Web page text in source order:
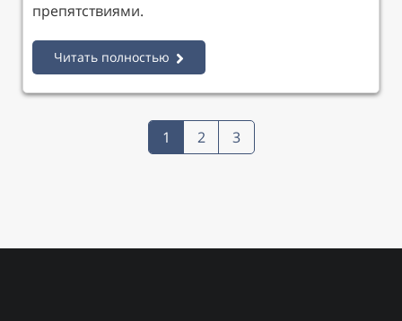
препятствиями.
Читать полностью
1 2 3